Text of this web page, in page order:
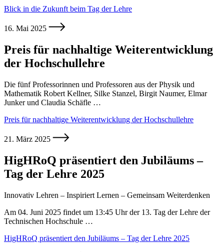
Blick in die Zukunft beim Tag der Lehre
16. Mai 2025
Preis für nachhaltige Weiterentwicklung
der Hochschullehre
Die fünf Professorinnen und Professoren aus der Physik und
Mathematik Robert Kellner, Silke Stanzel, Birgit Naumer, Elmar
Junker und Claudia Schäfle …
Preis für nachhaltige Weiterentwicklung der Hochschullehre
21. März 2025
HigHRoQ präsentiert den Jubiläums –
Tag der Lehre 2025
Innovativ Lehren – Inspiriert Lernen – Gemeinsam Weiterdenken
Am 04. Juni 2025 findet um 13:45 Uhr der 13. Tag der Lehre der
Technischen Hochschule …
HigHRoQ präsentiert den Jubiläums – Tag der Lehre 2025